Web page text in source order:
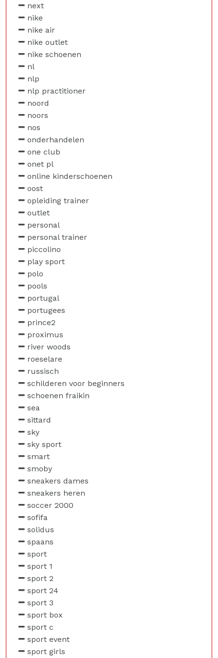
next
nike
nike air
nike outlet
nike schoenen
nl
nlp
nlp practitioner
noord
noors
nos
onderhandelen
one club
onet pl
online kinderschoenen
oost
opleiding trainer
outlet
personal
personal trainer
piccolino
play sport
polo
pools
portugal
portugees
prince2
proximus
river woods
roeselare
russisch
schilderen voor beginners
schoenen fraikin
sea
sittard
sky
sky sport
smart
smoby
sneakers dames
sneakers heren
soccer 2000
sofifa
solidus
spaans
sport
sport 1
sport 2
sport 24
sport 3
sport box
sport c
sport event
sport girls